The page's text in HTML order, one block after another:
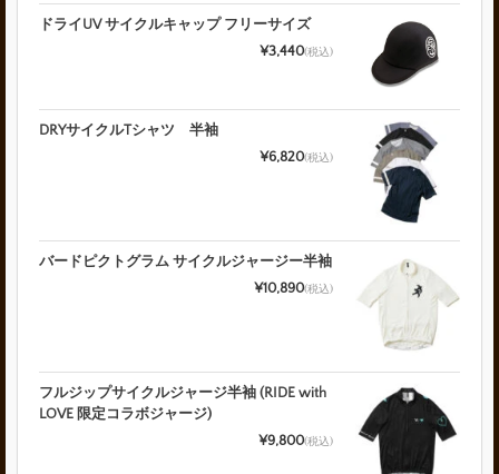
ドライUV サイクルキャップ フリーサイズ
¥3,440(税込)
DRYサイクルTシャツ 半袖
¥6,820(税込)
バードピクトグラム サイクルジャージー半袖
¥10,890(税込)
フルジップサイクルジャージ半袖 (RIDE with
LOVE 限定コラボジャージ)
¥9,800(税込)